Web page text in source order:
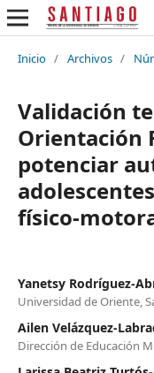
Inicio / Archivos /
Validación
Orientación
potenciar
físico-
Yanetsy Rodríguez-
Universidad de Oriente,
Ailen Velázquez-
Dirección de Educación